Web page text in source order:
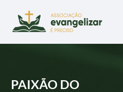
PAIXÃO DO